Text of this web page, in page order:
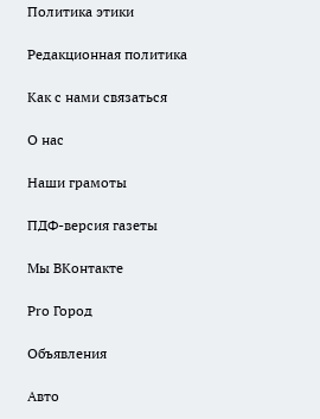
Политика этики
Редакционная политика
Как с нами связаться
О нас
Наши грамоты
ПДФ-версия газеты
Мы ВКонтакте
Pro Город
Объявления
Авто